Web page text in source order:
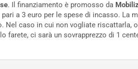
. Il finanziamento è promosso da
pari a 3 euro per le spese di incasso. La
Nel caso in cui non vogliate riscattarla,
farete, ci sarà un sovrapprezzo di 1